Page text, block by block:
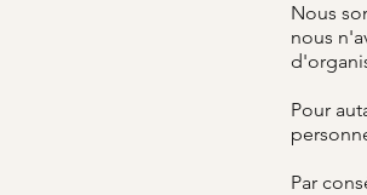
Nous
nous
Pour
Par